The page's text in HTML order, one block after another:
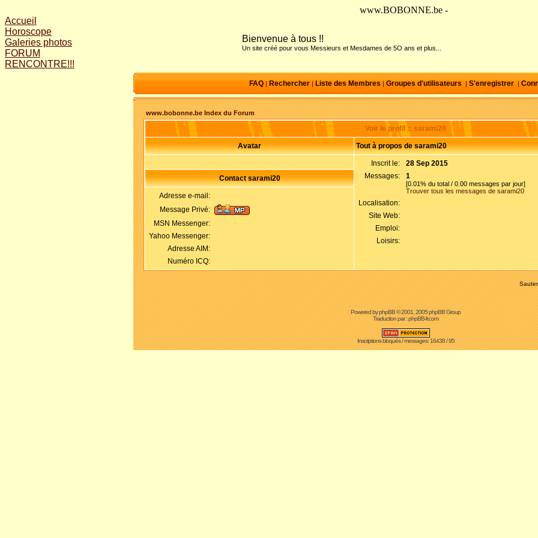
www.BOBONNE.be -
Accueil
Horoscope
Galeries photos
FORUM
RENCONTRE!!!
Bienvenue à tous !!
Un site créé pour vous Messieurs et Mesdames de 5O ans et plus...
FAQ| Rechercher| Liste des Membres | Groupes d'utilisateurs | S'enregistrer|
www.bobonne.be Index du Forum
Voir le profil :: sarami20
Avatar Tout à propos de sarami20
Inscrit le:
28 Sep 2015
Messages:
1
[0.01% du total / 0.00 messages par jour]
Trouver tous les messages de sarami20
Localisation:
Site Web:
Emploi:
Loisirs:
Contact sarami20
Adresse e-mail:
Message Privé:
MSN Messenger:
Yahoo Messenger:
Adresse AIM:
Numéro ICQ:
Powered byphpBB© 2001, 2005 phpBB Group
Traduction par :phpBB-fr.com
Inscriptions bloqués / messages: 16438 / 95